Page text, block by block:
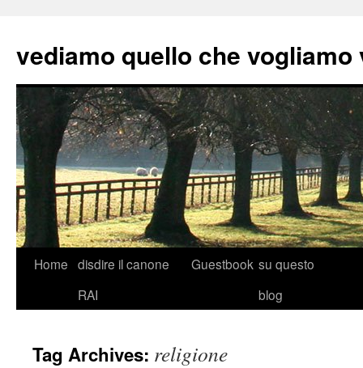
vediamo quello che vogliamo
Skip
Home disdire il canone
RAI
Guestbook su questo
blog
Tag Archives: religione